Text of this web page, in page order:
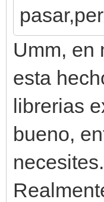
Umm, en
esta
librerias
bueno,
necesites.